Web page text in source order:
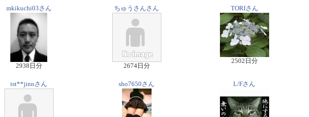
mkikuchi03さん
2938日分
ちゅうさんさん
2674日分
TORIさん
2502日分
tst**jinnさん sho7650さん L/Fさん